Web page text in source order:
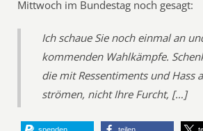
Mittwoch im Bundestag noch gesagt:
Ich schaue Sie noch einmal an
kommenden Wahlkämpfe.
die mit Ressentiments und Hass
strömen, nicht Ihre Furcht, […]